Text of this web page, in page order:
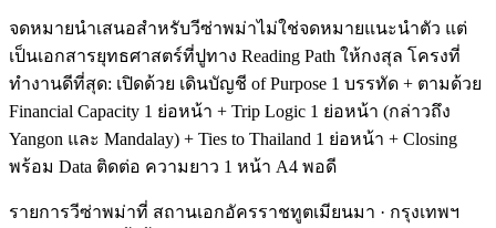
จดหมายนำเสนอสำหรับวีซ่าพม่าไม่ใช่จดหมายแนะนำตัว แต่
เป็นเอกสารยุทธศาสตร์ที่ปูทาง Reading Path ให้กงสุล โครงที่
ทำงานดีที่สุด: เปิดด้วย เดินบัญชี of Purpose 1 บรรทัด + ตามด้วย
Financial Capacity 1 ย่อหน้า + Trip Logic 1 ย่อหน้า (กล่าวถึง
Yangon และ Mandalay) + Ties to Thailand 1 ย่อหน้า + Closing
พร้อม Data ติดต่อ ความยาว 1 หน้า A4 พอดี
รายการวีซ่าพม่าที่ สถานเอกอัครราชทูตเมียนมา · กรุงเทพฯ